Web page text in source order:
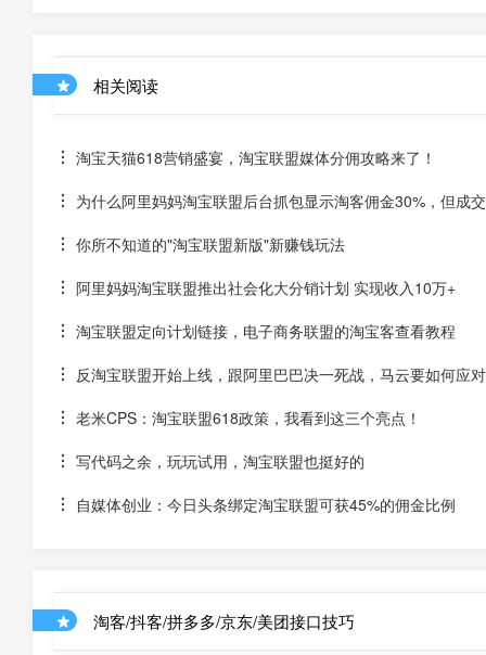
相关阅读
淘宝天猫618营销盛宴，淘宝联盟媒体分佣攻略来了！
为什么阿里妈妈淘宝联盟后台抓包显示淘客佣金30%，但成
你所不知道的"淘宝联盟新版"新赚钱玩法
阿里妈妈淘宝联盟推出社会化大分销计划 实现收入10万+
淘宝联盟定向计划链接，电子商务联盟的淘宝客查看教程
反淘宝联盟开始上线，跟阿里巴巴决一死战，马云要如何应对
老米CPS：淘宝联盟618政策，我看到这三个亮点！
写代码之余，玩玩试用，淘宝联盟也挺好的
自媒体创业：今日头条绑定淘宝联盟可获45%的佣金比例
淘客/抖客/拼多多/京东/美团接口技巧